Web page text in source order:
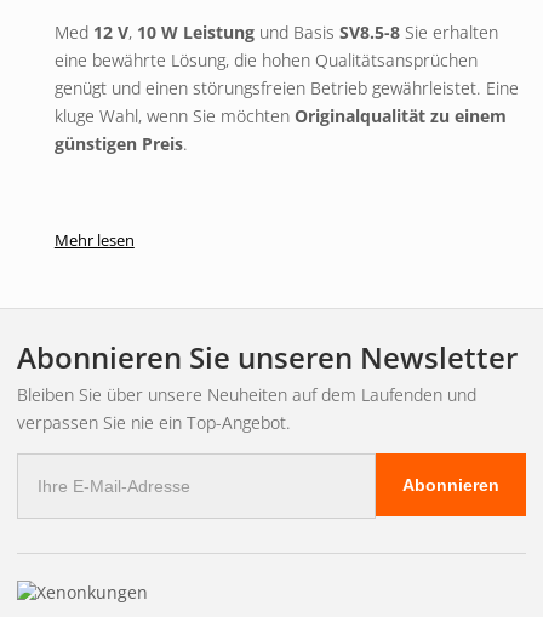
Med 12 V, 10 W Leistungund Basis SV8.5-8Sie erhalten
eine bewährte Lösung, die hohen Qualitätsansprüchen
genügt und einen störungsfreien Betrieb gewährleistet. Eine
kluge Wahl, wenn Sie möchten Originalqualität zu einem
günstigen Preis.
Mehr lesen
Abonnieren Sie unseren Newsletter
Bleiben Sie über unsere Neuheiten auf dem Laufenden und
verpassen Sie nie ein Top-Angebot.
Mail
Adresse
Abonnieren